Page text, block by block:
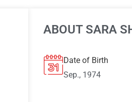
ABOUT SARA
Date of Birth
Sep., 1974